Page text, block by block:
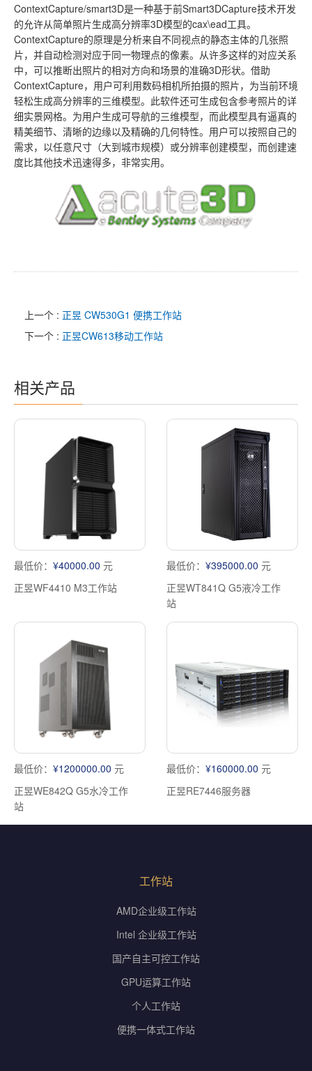
ContextCapture/smart3D是一种基于前Smart3DCapture技术开发
的允许从简单照片生成高分辨率3D模型的cax\ead工具。
ContextCapture的原理是分析来自不同视点的静态主体的几张照
片，并自动检测对应于同一物理点的像素。从许多这样的对应关系
中，可以推断出照片的相对方向和场景的准确3D形状。借助
ContextCapture，用户可利用数码相机所拍摄的照片，为当前环境
轻松生成高分辨率的三维模型。此软件还可生成包含参考照片的详
细实景网格。为用户生成可导航的三维模型，而此模型具有逼真的
精美细节、清晰的边缘以及精确的几何特性。用户可以按照自己的
需求，以任意尺寸（大到城市规模）或分辨率创建模型，而创建速
度比其他技术迅速得多，非常实用。
上一个 : 正昱 CW530G1 便携工作站
下一个 : 正昱CW613移动工作站
相关产品
最低价： ¥40000.00 元
正昱WF4410 M3工作站
最低价： ¥395000.00 元
正昱WT841Q G5液冷工作
站
最低价： ¥1200000.00 元
正昱WE842Q G5水冷工作
站
最低价： ¥160000.00 元
正昱RE7446服务器
工作站
AMD企业级工作站
Intel 企业级工作站
国产自主可控工作站
GPU运算工作站
个人工作站
便携一体式工作站